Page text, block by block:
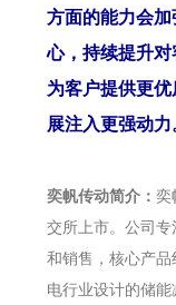
方面的能力会
心，持续提升
为客户提供更
展注入更强动力
奕帆传动简介：奕
交所上市。公司
和销售，核心产
电行业设计的储